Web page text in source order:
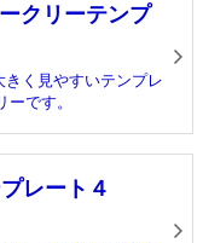
クリーテンプ
く見やすいテンプレ
です。
レート４